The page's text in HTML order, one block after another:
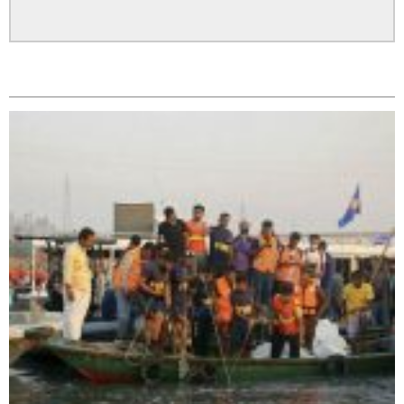
बाँके एसपी अंगुर जिसिको कमान्डमा रहेको प्रहरीले भारतबाट
भन्सार छलिका सामानहरु पक्राउ,